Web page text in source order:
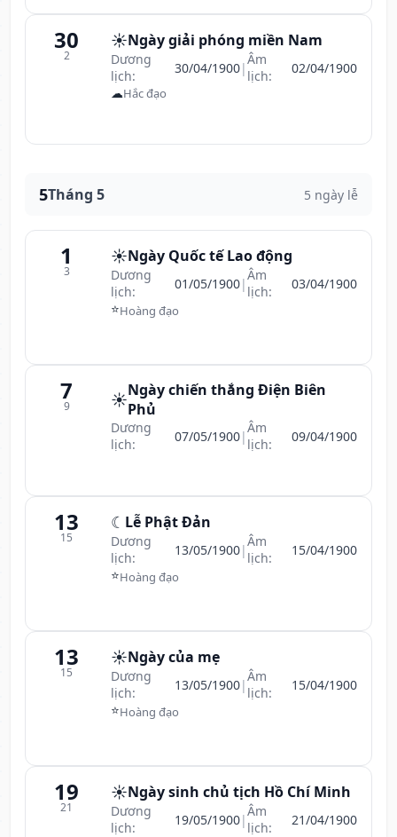
30
2
☀️Ngày giải phóng miền Nam
Dương
lịch:
30/04/1900|Âm
lịch:
02/04/1900
☁Hắc đạo
5Tháng 5 5 ngày lễ
1
3
☀️Ngày Quốc tế Lao động
Dương
lịch:
01/05/1900|Âm
lịch:
03/04/1900
⭐Hoàng đạo
7
9 ☀️Ngày chiến thắng Điện Biên
Phủ
Dương
lịch:
07/05/1900|Âm
lịch:
09/04/1900
13
15
☾ Lễ Phật Đản
Dương
lịch:
13/05/1900|Âm
lịch:
15/04/1900
⭐Hoàng đạo
13
15
☀️Ngày của mẹ
Dương
lịch:
13/05/1900|Âm
lịch:
15/04/1900
⭐Hoàng đạo
19
21
☀️Ngày sinh chủ tịch Hồ Chí Minh
Dương
lịch:
19/05/1900|Âm
lịch:
21/04/1900